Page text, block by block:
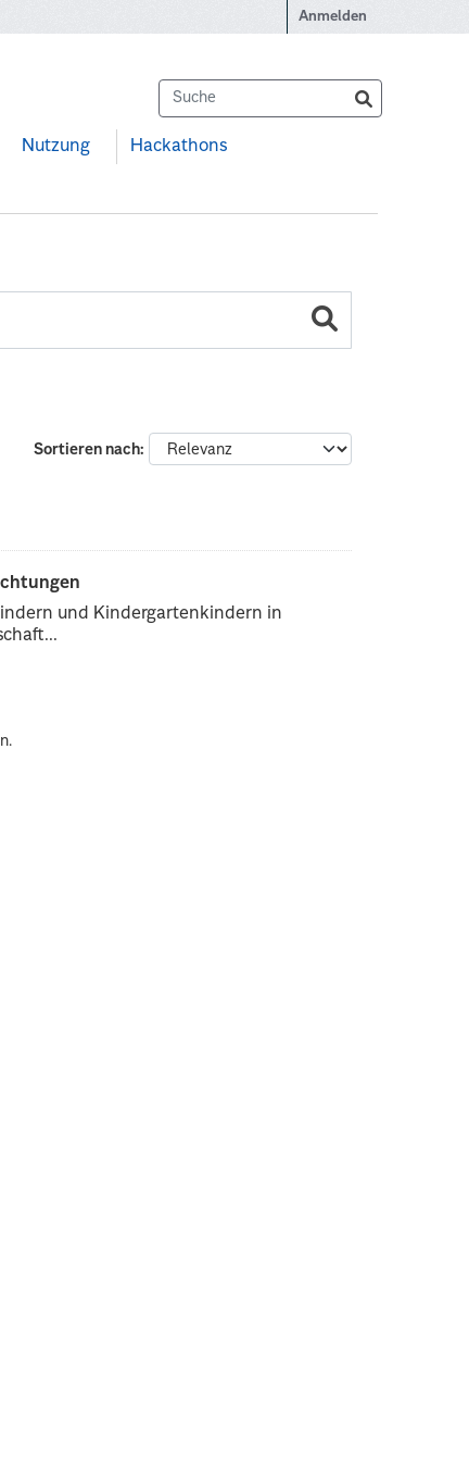
Anmelden
Nutzung Hackathons
Sortieren nach
und Kindergartenkindern in